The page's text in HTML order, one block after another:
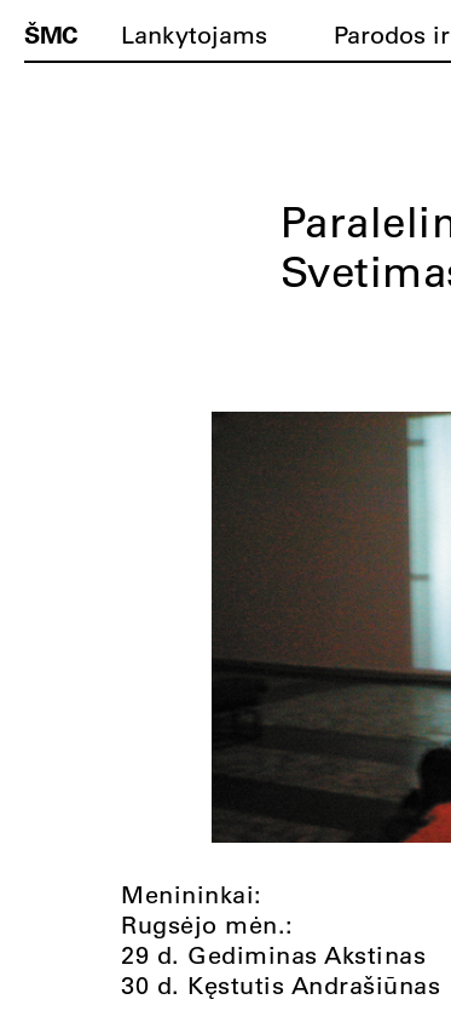
ŠMC Lankytojams Parodos
Menininkai:
Rugsėjo mėn.:
29 d. Gediminas Akstinas
30 d. Kęstutis Andrašiūnas